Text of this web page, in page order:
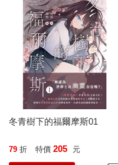
冬青樹下的福爾摩斯01
79 折 特價 205 元